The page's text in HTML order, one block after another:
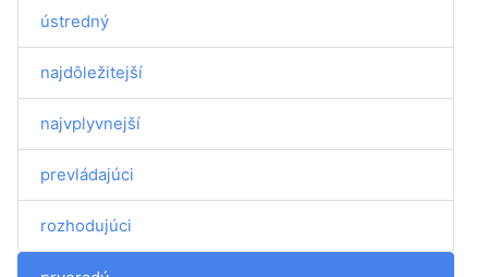
ústredný
najdôležitejší
najvplyvnejší
prevládajúci
rozhodujúci